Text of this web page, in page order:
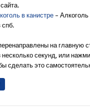
в канистре – Алкоголь
спб.
на главную
несколько секунд, или
сделать это